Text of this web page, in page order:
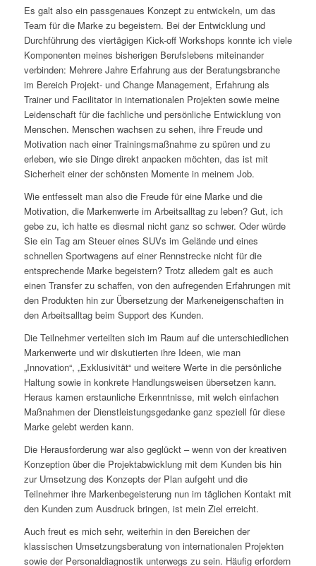
Es galt also ein passgenaues Konzept zu entwickeln, um das
Team für die Marke zu begeistern. Bei der Entwicklung und
Durchführung des viertägigen Kick-off Workshops konnte ich viele
Komponenten meines bisherigen Berufslebens miteinander
verbinden: Mehrere Jahre Erfahrung aus der Beratungsbranche
im Bereich Projekt- und Change Management, Erfahrung als
Trainer und Facilitator in internationalen Projekten sowie meine
Leidenschaft für die fachliche und persönliche Entwicklung von
Menschen. Menschen wachsen zu sehen, ihre Freude und
Motivation nach einer Trainingsmaßnahme zu spüren und zu
erleben, wie sie Dinge direkt anpacken möchten, das ist mit
Sicherheit einer der schönsten Momente in meinem Job.
Wie entfesselt man also die Freude für eine Marke und die
Motivation, die Markenwerte im Arbeitsalltag zu leben? Gut, ich
gebe zu, ich hatte es diesmal nicht ganz so schwer. Oder würde
Sie ein Tag am Steuer eines SUVs im Gelände und eines
schnellen Sportwagens auf einer Rennstrecke nicht für die
entsprechende Marke begeistern? Trotz alledem galt es auch
einen Transfer zu schaffen, von den aufregenden Erfahrungen mit
den Produkten hin zur Übersetzung der Markeneigenschaften in
den Arbeitsalltag beim Support des Kunden.
Die Teilnehmer verteilten sich im Raum auf die unterschiedlichen
Markenwerte und wir diskutierten ihre Ideen, wie man
„Innovation“, „Exklusivität“ und weitere Werte in die persönliche
Haltung sowie in konkrete Handlungsweisen übersetzen kann.
Heraus kamen erstaunliche Erkenntnisse, mit welch einfachen
Maßnahmen der Dienstleistungsgedanke ganz speziell für diese
Marke gelebt werden kann.
Die Herausforderung war also geglückt – wenn von der kreativen
Konzeption über die Projektabwicklung mit dem Kunden bis hin
zur Umsetzung des Konzepts der Plan aufgeht und die
Teilnehmer ihre Markenbegeisterung nun im täglichen Kontakt mit
den Kunden zum Ausdruck bringen, ist mein Ziel erreicht.
Auch freut es mich sehr, weiterhin in den Bereichen der
klassischen Umsetzungsberatung von internationalen Projekten
sowie der Personaldiagnostik unterwegs zu sein. Häufig erfordern